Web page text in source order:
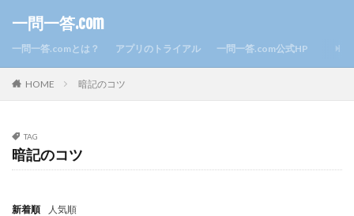
一問一答.com
一問一答.comとは？ アプリのトライアル 一問一答.com公式HP
HOME 暗記のコツ
TAG
暗記のコツ
新着順 人気順